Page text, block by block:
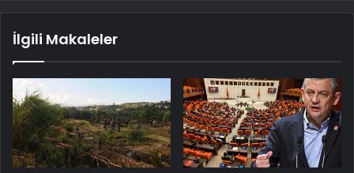
İlgili Makaleler